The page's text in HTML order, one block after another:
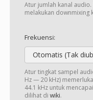
Atur jumlah kanal
melakukan downmixing
Frekuensi:
Otomatis (Tak
Atur tingkat sampel
Hz — 20 kHz)
44.1 kHz untuk
dilihat di wiki.